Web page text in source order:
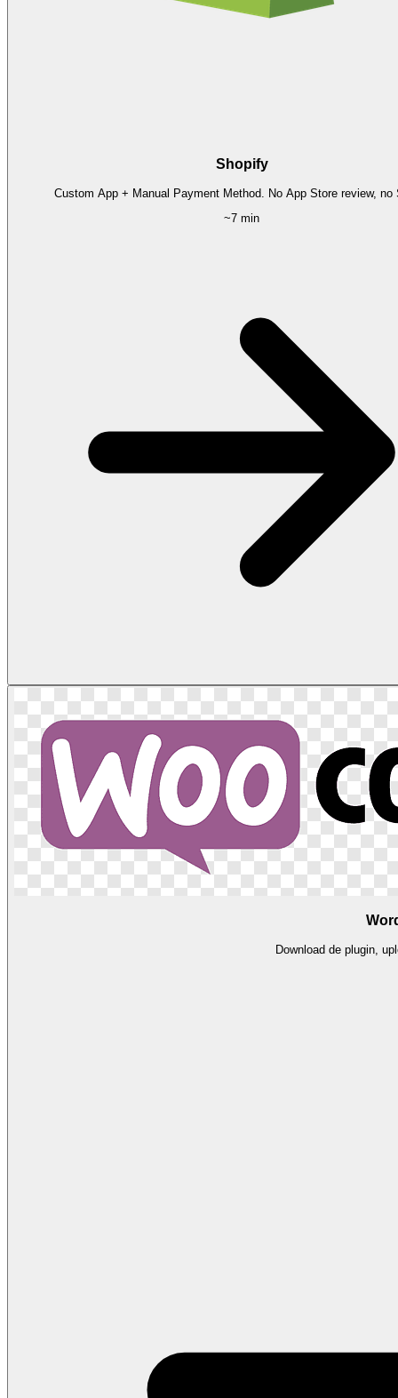
Shopify
Custom App + Manual Payment Method. No App Store review, no
~7 min
Download de plugin,